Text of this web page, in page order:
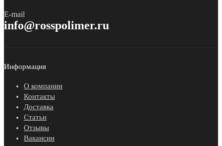
E-mail
info@rosspolimer.ru
Информация
О компании
Контакты
Доставка
Статьи
Отзывы
Вакансии